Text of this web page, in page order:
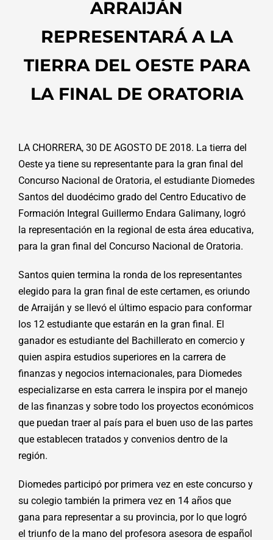
ARRAIJÁN
REPRESENTARÁ A LA
TIERRA DEL OESTE PARA
LA FINAL DE ORATORIA
LA CHORRERA, 30 DE AGOSTO DE 2018. La tierra del
Oeste ya tiene su representante para la gran final del
Concurso Nacional de Oratoria, el estudiante Diomedes
Santos del duodécimo grado del Centro Educativo de
Formación Integral Guillermo Endara Galimany, logró
la representación en la regional de esta área educativa,
para la gran final del Concurso Nacional de Oratoria.
Santos quien termina la ronda de los representantes
elegido para la gran final de este certamen, es oriundo
de Arraiján y se llevó el último espacio para conformar
los 12 estudiante que estarán en la gran final. El
ganador es estudiante del Bachillerato en comercio y
quien aspira estudios superiores en la carrera de
finanzas y negocios internacionales, para Diomedes
especializarse en esta carrera le inspira por el manejo
de las finanzas y sobre todo los proyectos económicos
que puedan traer al país para el buen uso de las partes
que establecen tratados y convenios dentro de la
región.
Diomedes participó por primera vez en este concurso y
su colegio también la primera vez en 14 años que
gana para representar a su provincia, por lo que logró
el triunfo de la mano del profesora asesora de español